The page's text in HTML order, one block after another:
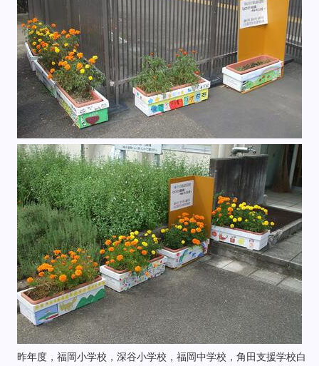
昨年度，福岡小学校，深谷小学校，福岡中学校，角田支援学校白